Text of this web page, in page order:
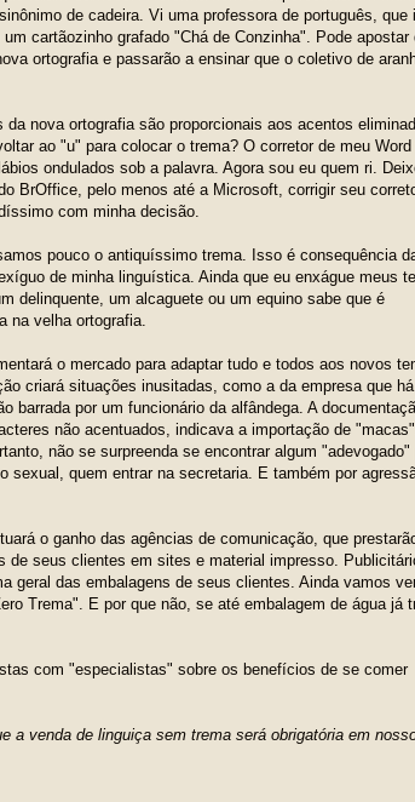
de cadeira. Vi uma professora de português, que
cartãozinho grafado "Chá de Conzinha". Pode apostar
ortografia e passarão a ensinar que o coletivo de
da nova ortografia são proporcionais aos acentos
ao "u" para colocar o trema? O corretor de meu
ondulados sob a palavra. Agora sou eu quem ri.
BrOffice, pelo menos até a Microsoft, corrigir seu
com minha decisão.
pouco o antiquíssimo trema. Isso é consequência
de minha linguística. Ainda que eu enxágue meus
delinquente, um alcaguete ou um equino sabe que é
na velha ortografia.
o mercado para adaptar tudo e todos aos novos
criará situações inusitadas, como a da empresa que há
barrada por um funcionário da alfândega. A
não acentuados, indicava a importação de
não se surpreenda se encontrar algum "adevogado"
sexual, quem entrar na secretaria. E também por
o ganho das agências de comunicação, que
de seus clientes em sites e material impresso.
geral das embalagens de seus clientes. Ainda vamos
Trema". E por que não, se até embalagem de água já
com "especialistas" sobre os benefícios de se comer
a venda de linguiça sem trema será obrigatória em